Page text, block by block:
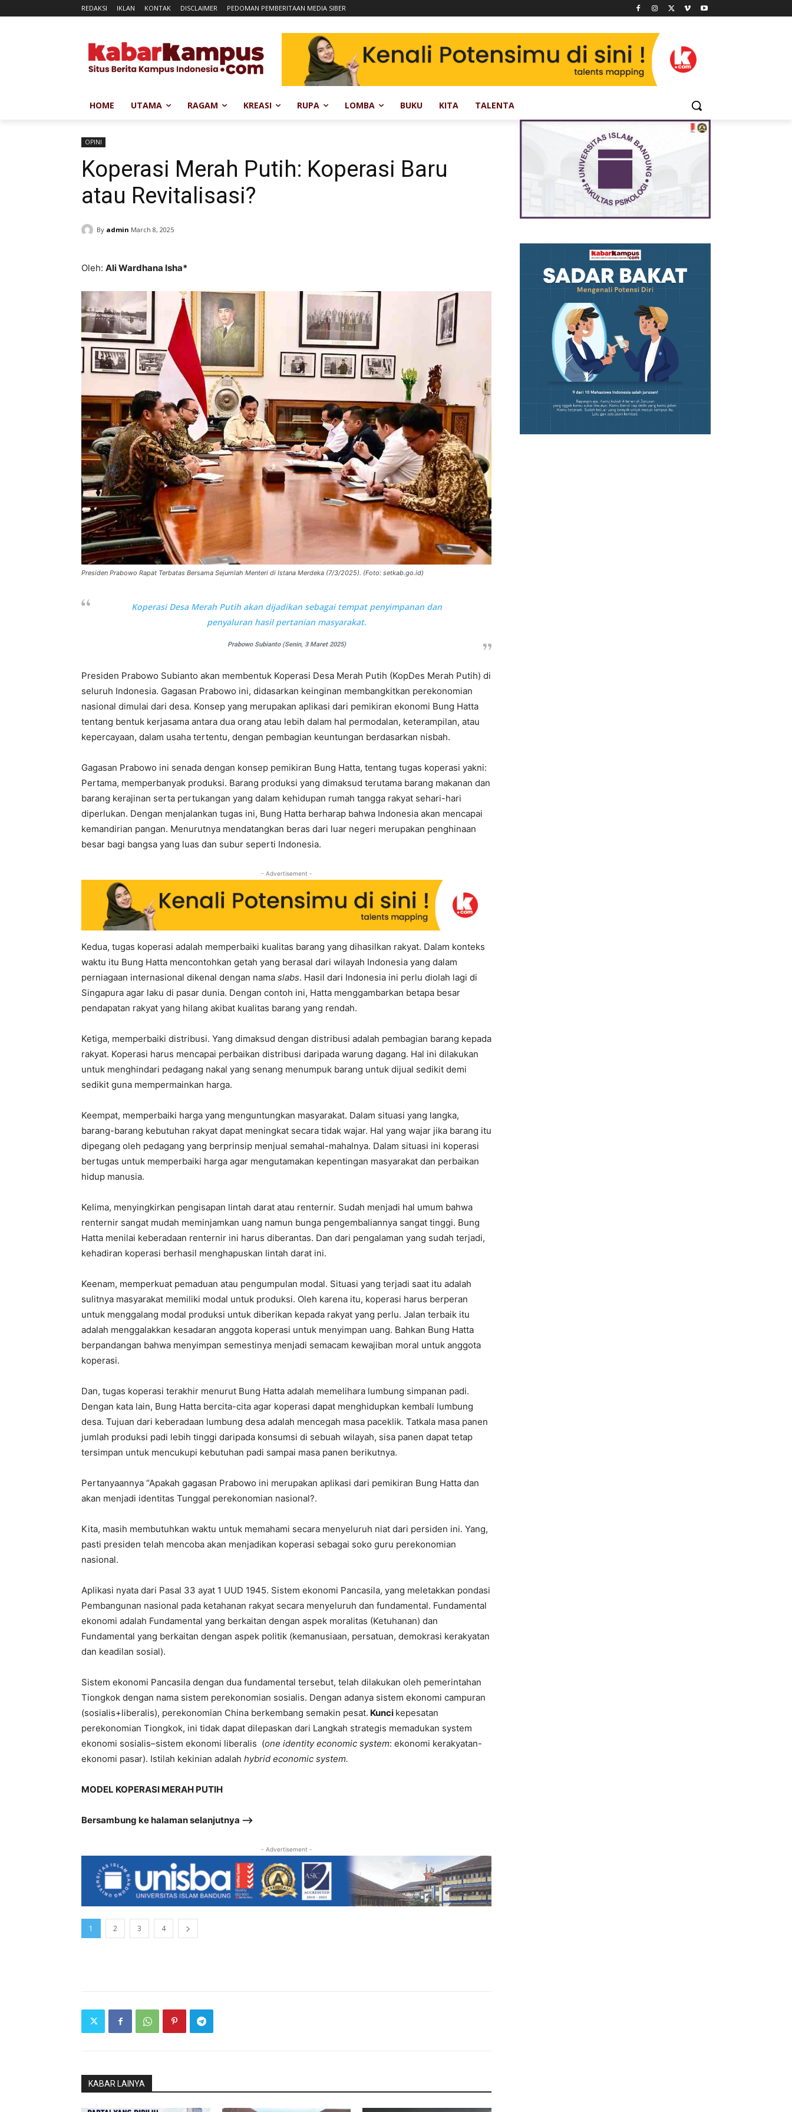
REDAKSI IKLAN KONTAK DISCLAIMER PEDOMAN PEMBERITAAN MEDIA SIBER
HOME UTAMA RAGAM KREASI RUPA LOMBA BUKU KITA TALENTA
OPINI
Koperasi Merah Putih: Koperasi Baru
atau Revitalisasi?
By admin March 8, 2025
Oleh: Ali Wardhana Isha*
Presiden Prabowo Rapat Terbatas Bersama Sejumlah Menteri di Istana Merdeka (7/3/2025). (Foto: setkab.go.id)
Koperasi Desa Merah Putih akan dijadikan sebagai tempat penyimpanan dan
penyaluran hasil pertanian masyarakat.
Prabowo Subianto (Senin, 3 Maret 2025)
Presiden Prabowo Subianto akan membentuk Koperasi Desa Merah Putih (KopDes Merah Putih) di
seluruh Indonesia. Gagasan Prabowo ini, didasarkan keinginan membangkitkan perekonomian
nasional dimulai dari desa. Konsep yang merupakan aplikasi dari pemikiran ekonomi Bung Hatta
tentang bentuk kerjasama antara dua orang atau lebih dalam hal permodalan, keterampilan, atau
kepercayaan, dalam usaha tertentu, dengan pembagian keuntungan berdasarkan nisbah.
Gagasan Prabowo ini senada dengan konsep pemikiran Bung Hatta, tentang tugas koperasi yakni:
Pertama, memperbanyak produksi. Barang produksi yang dimaksud terutama barang makanan dan
barang kerajinan serta pertukangan yang dalam kehidupan rumah tangga rakyat sehari-hari
diperlukan. Dengan menjalankan tugas ini, Bung Hatta berharap bahwa Indonesia akan mencapai
kemandirian pangan. Menurutnya mendatangkan beras dari luar negeri merupakan penghinaan
besar bagi bangsa yang luas dan subur seperti Indonesia.
- Advertisement -
Kedua, tugas koperasi adalah memperbaiki kualitas barang yang dihasilkan rakyat. Dalam konteks
waktu itu Bung Hatta mencontohkan getah yang berasal dari wilayah Indonesia yang dalam
perniagaan internasional dikenal dengan nama slabs. Hasil dari Indonesia ini perlu diolah lagi di
Singapura agar laku di pasar dunia. Dengan contoh ini, Hatta menggambarkan betapa besar
pendapatan rakyat yang hilang akibat kualitas barang yang rendah.
Ketiga, memperbaiki distribusi. Yang dimaksud dengan distribusi adalah pembagian barang kepada
rakyat. Koperasi harus mencapai perbaikan distribusi daripada warung dagang. Hal ini dilakukan
untuk menghindari pedagang nakal yang senang menumpuk barang untuk dijual sedikit demi
sedikit guna mempermainkan harga.
Keempat, memperbaiki harga yang menguntungkan masyarakat. Dalam situasi yang langka,
barang-barang kebutuhan rakyat dapat meningkat secara tidak wajar. Hal yang wajar jika barang itu
dipegang oleh pedagang yang berprinsip menjual semahal-mahalnya. Dalam situasi ini koperasi
bertugas untuk memperbaiki harga agar mengutamakan kepentingan masyarakat dan perbaikan
hidup manusia.
Kelima, menyingkirkan pengisapan lintah darat atau renternir. Sudah menjadi hal umum bahwa
renternir sangat mudah meminjamkan uang namun bunga pengembaliannya sangat tinggi. Bung
Hatta menilai keberadaan renternir ini harus diberantas. Dan dari pengalaman yang sudah terjadi,
kehadiran koperasi berhasil menghapuskan lintah darat ini.
Keenam, memperkuat pemaduan atau pengumpulan modal. Situasi yang terjadi saat itu adalah
sulitnya masyarakat memiliki modal untuk produksi. Oleh karena itu, koperasi harus berperan
untuk menggalang modal produksi untuk diberikan kepada rakyat yang perlu. Jalan terbaik itu
adalah menggalakkan kesadaran anggota koperasi untuk menyimpan uang. Bahkan Bung Hatta
berpandangan bahwa menyimpan semestinya menjadi semacam kewajiban moral untuk anggota
koperasi.
Dan, tugas koperasi terakhir menurut Bung Hatta adalah memelihara lumbung simpanan padi.
Dengan kata lain, Bung Hatta bercita-cita agar koperasi dapat menghidupkan kembali lumbung
desa. Tujuan dari keberadaan lumbung desa adalah mencegah masa paceklik. Tatkala masa panen
jumlah produksi padi lebih tinggi daripada konsumsi di sebuah wilayah, sisa panen dapat tetap
tersimpan untuk mencukupi kebutuhan padi sampai masa panen berikutnya.
Pertanyaannya “Apakah gagasan Prabowo ini merupakan aplikasi dari pemikiran Bung Hatta dan
akan menjadi identitas Tunggal perekonomian nasional?.
Kita, masih membutuhkan waktu untuk memahami secara menyeluruh niat dari persiden ini. Yang,
pasti presiden telah mencoba akan menjadikan koperasi sebagai soko guru perekonomian
nasional.
Aplikasi nyata dari Pasal 33 ayat 1 UUD 1945. Sistem ekonomi Pancasila, yang meletakkan pondasi
Pembangunan nasional pada ketahanan rakyat secara menyeluruh dan fundamental. Fundamental
ekonomi adalah Fundamental yang berkaitan dengan aspek moralitas (Ketuhanan) dan
Fundamental yang berkaitan dengan aspek politik (kemanusiaan, persatuan, demokrasi kerakyatan
dan keadilan sosial).
Sistem ekonomi Pancasila dengan dua fundamental tersebut, telah dilakukan oleh pemerintahan
Tiongkok dengan nama sistem perekonomian sosialis. Dengan adanya sistem ekonomi campuran
(sosialis+liberalis), perekonomian China berkembang semakin pesat. Kunci kepesatan
perekonomian Tiongkok, ini tidak dapat dilepaskan dari Langkah strategis memadukan system
ekonomi sosialis–sistem ekonomi liberalis (one identity economic system: ekonomi kerakyatan-
ekonomi pasar). Istilah kekinian adalah hybrid economic system.
MODEL KOPERASI MERAH PUTIH
Bersambung ke halaman selanjutnya –>
- Advertisement -
1 2 3 4
KABAR LAINYA